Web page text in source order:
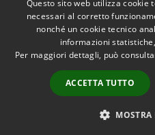
RSS
Accessibilità
Questo sito web utilizza
necessari al corretto
nonché un cookie tecnico
informazioni
Per maggiori dettagli, può
ACCETTA TUTTO
MOSTRA